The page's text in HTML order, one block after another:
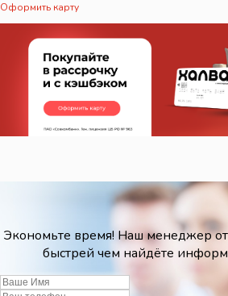
Оформить карту
Экономьте время! Наш менеджер
быстрей чем найдёте